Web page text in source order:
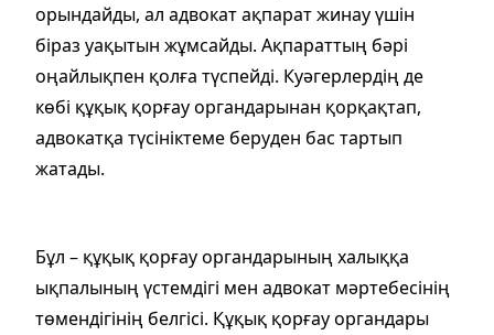
орындайды, ал адвокат ақпарат жинау үшін
біраз уақытын жұмсайды. Ақпараттың бәрі
оңайлықпен қолға түспейді. Куәгерлердің де
көбі құқық қорғау органдарынан қорқақтап,
адвокатқа түсініктеме беруден бас тартып
жатады.
Бұл – құқық қорғау органдарының халыққа
ықпалының үстемдігі мен адвокат мәртебесінің
төмендігінің белгісі. Құқық қорғау органдары